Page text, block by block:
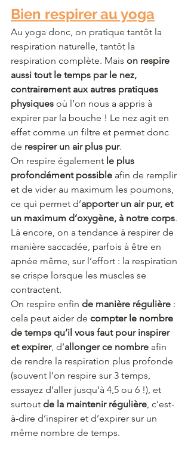
Bien respirer au yoga
Au yoga donc, on pratique tantôt la
respiration naturelle, tantôt la
respiration complète. Mais on respire
aussi tout le temps par le nez,
contrairement aux autres pratiques
physiques où l’on nous a appris à
expirer par la bouche ! Le nez agit en
effet comme un filtre et permet donc
de respirer un air plus pur.
On respire également le plus
profondément possible afin de remplir
et de vider au maximum les poumons,
ce qui permet d’apporter un air pur, et
un maximum d’oxygène, à notre corps.
Là encore, on a tendance à respirer de
manière saccadée, parfois à être en
apnée même, sur l’effort : la respiration
se crispe lorsque les muscles se
contractent.
On respire enfin de manière régulière :
cela peut aider de compter le nombre
de temps qu’il vous faut pour inspirer
et expirer, d’allonger ce nombre afin
de rendre la respiration plus profonde
(souvent l’on respire sur 3 temps,
essayez d’aller jusqu’à 4,5 ou 6 !), et
surtout de la maintenir régulière, c’est-
à-dire d’inspirer et d’expirer sur un
même nombre de temps.